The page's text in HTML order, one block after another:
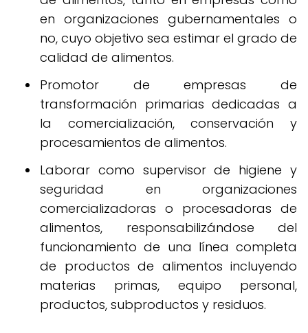
en organizaciones gubernamentales o
no, cuyo objetivo sea estimar el grado de
calidad de alimentos.
Promotor de empresas de
transformación primarias dedicadas a
la comercialización, conservación y
procesamientos de alimentos.
Laborar como supervisor de higiene y
seguridad en organizaciones
comercializadoras o procesadoras de
alimentos, responsabilizándose del
funcionamiento de una línea completa
de productos de alimentos incluyendo
materias primas, equipo personal,
productos, subproductos y residuos.